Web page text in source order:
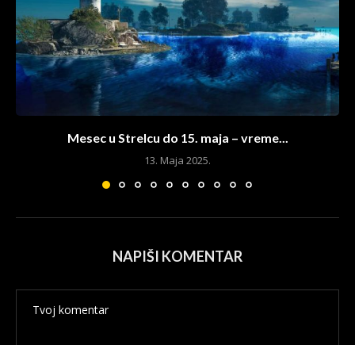
Mesec u Strelcu do 15. maja – vreme...
13. Maja 2025.
NAPIŠI KOMENTAR